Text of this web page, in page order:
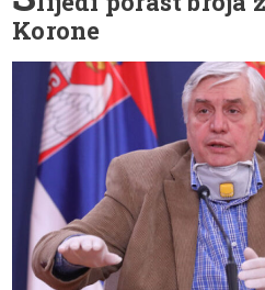
Korone